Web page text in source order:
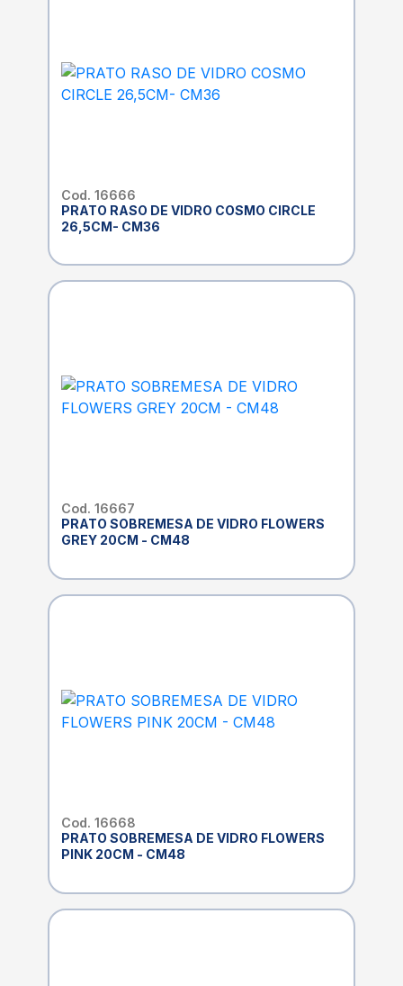
Cod. 16666
PRATO RASO DE VIDRO COSMO CIRCLE
26,5CM- CM36
Cod. 16667
PRATO SOBREMESA DE VIDRO FLOWERS
GREY 20CM - CM48
Cod. 16668
PRATO SOBREMESA DE VIDRO FLOWERS
PINK 20CM - CM48